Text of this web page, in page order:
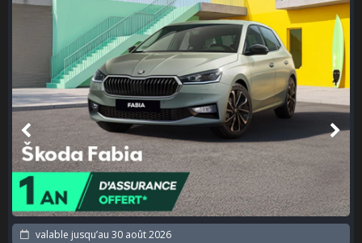
valable jusqu’au30 août 2026